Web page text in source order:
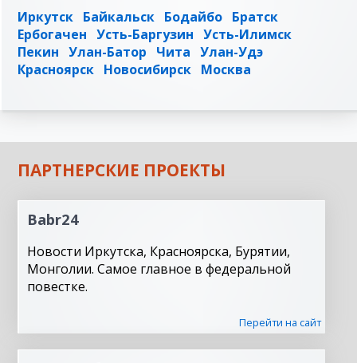
Иркутск Байкальск Бодайбо Братск
Ербогачен Усть-Баргузин Усть-Илимск
Пекин Улан-Батор Чита Улан-Удэ
Красноярск Новосибирск Москва
ПАРТНЕРСКИЕ ПРОЕКТЫ
Babr24
Новости Иркутска, Красноярска, Бурятии,
Монголии. Самое главное в федеральной
повестке.
Перейти на сайт